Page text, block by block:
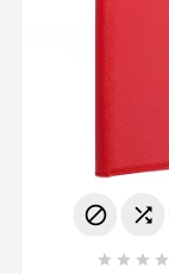
 
   